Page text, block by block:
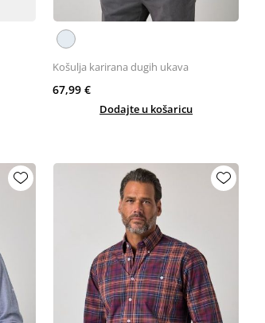
Košulja karirana dugih ukava
67,99 €
Dodajte u košaricu